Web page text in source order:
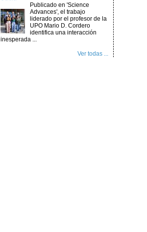
Publicado en 'Science
Advances', el trabajo
liderado por el profesor de la
UPO Mario D. Cordero
identifica una interacción
inesperada ...
Ver todas ...